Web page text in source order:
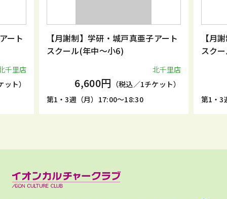
ート
千里店
ト）
【月謝制】学研・城戸真亜子アート
スクール(年中～小6)
北千里店
6,600円 （税込／1チケット）
第1・3週（月）17:00～18:30
【月
スク
第1・3